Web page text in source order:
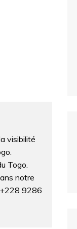
visibilité
Togo.
notre
+228 9286